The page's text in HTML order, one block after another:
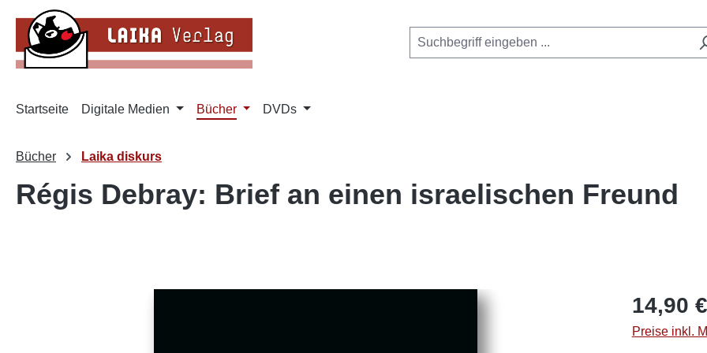
Hauptinhalt springen
Zur Suche springen
Zur Hauptnavigation springen
Startseite Digitale Medien Bücher DVDs
Bücher Laika diskurs
Régis Debray: Brief an einen israelischen Freund
Regulärer
14,90 €
Preise inkl.